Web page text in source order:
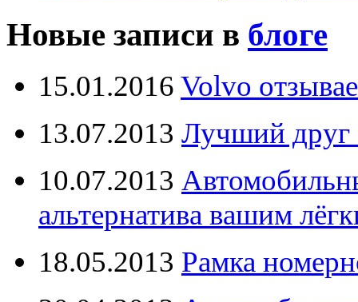
Новые записи в блоге
15.01.2016 Volvo
13.07.2013 Лучший друг
10.07.2013
альтернатива вашим
18.05.2013 Рамка